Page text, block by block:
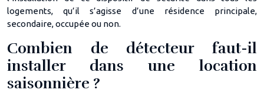
logements, qu’il s’agisse d’une résidence principale,
secondaire, occupée ou non.
Combien de détecteur faut-il
installer dans une location
saisonnière ?